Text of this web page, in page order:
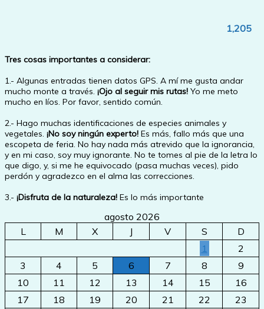
1,205
Tres cosas importantes a considerar:
1.- Algunas entradas tienen datos GPS. A mí me gusta andar
mucho monte a través. ¡Ojo al seguir mis rutas! Yo me meto
mucho en líos. Por favor, sentido común.
2.- Hago muchas identificaciones de especies animales y
vegetales. ¡No soy ningún experto! Es más, fallo más que una
escopeta de feria. No hay nada más atrevido que la ignorancia,
y en mi caso, soy muy ignorante. No te tomes al pie de la letra lo
que digo, y, si me he equivocado (pasa muchas veces), pido
perdón y agradezco en el alma las correcciones.
3.- ¡Disfruta de la naturaleza! Es lo más importante
agosto 2026
L
M X J V S
D
1
2
3
4 5 6 7 8
9
10
11 12 13 14 15
16
17
18 19 20 21 22
23